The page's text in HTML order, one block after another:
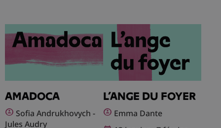
AMADOCA
Sofia Andrukhovych -
Jules Audry
L’ANGE DU FOYER
Emma Dante